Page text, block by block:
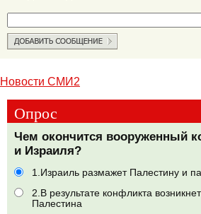
Новости СМИ2
Опрос
Чем окончится вооруженный
и Израиля?
1.Израиль размажет Палестину и
2.В результате конфликта
Палестина